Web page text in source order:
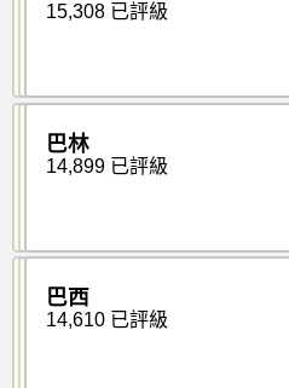
15,308 已評級
巴林
14,899 已評級
巴西
14,610 已評級